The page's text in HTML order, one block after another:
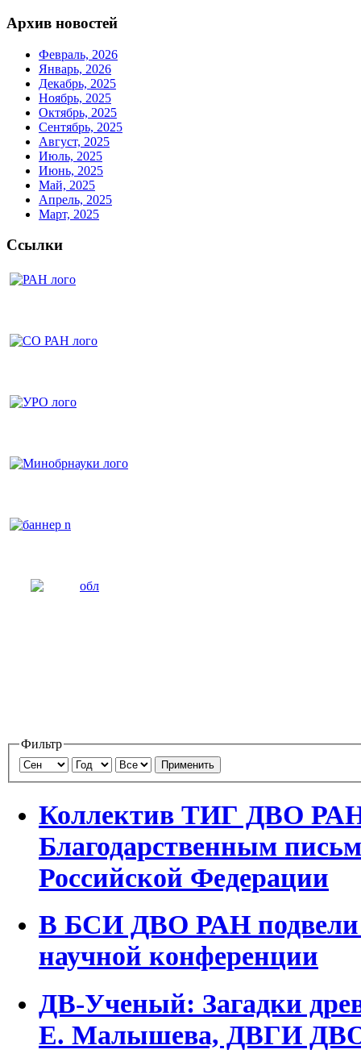
Архив новостей
Февраль, 2026
Январь, 2026
Декабрь, 2025
Ноябрь, 2025
Октябрь, 2025
Сентябрь, 2025
Август, 2025
Июль, 2025
Июнь, 2025
Май, 2025
Апрель, 2025
Март, 2025
Ссылки
Фильтр
Применить
Коллектив ТИГ ДВО
Благодарственным
Российской Федерации
В БСИ ДВО РАН подвели
научной конференции
ДВ-Ученый: Загадки
Е. Малышева, ДВГИ